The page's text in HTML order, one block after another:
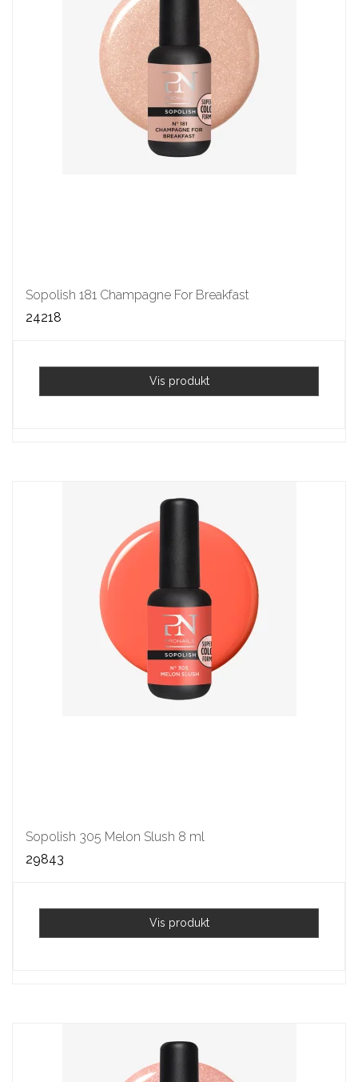
Sopolish 181 Champagne For Breakfast
24218
Vis produkt
Sopolish 305 Melon Slush 8 ml
29843
Vis produkt